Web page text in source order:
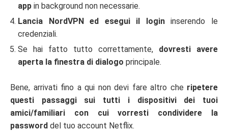
app in background non necessarie.
Lancia NordVPN ed esegui il logininserendo le
credenziali.
Se hai fatto tutto correttamente, dovresti avere
aperta la finestra di dialogo principale.
Bene, arrivati fino a qui non devi fare altro che ripetere
questi passaggi sui tutti i dispositivi dei tuoi
amici/familiari con cui vorresti condividere la
password del tuo account Netflix.